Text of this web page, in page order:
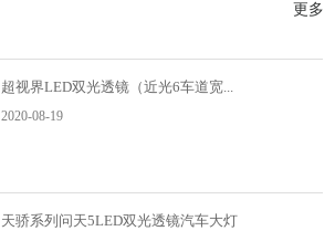
更多
超视界LED双光透镜（近光6车道宽...
2020-08-19
天骄系列问天5LED双光透镜汽车大灯